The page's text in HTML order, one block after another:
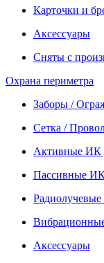
Карточки и
Аксессуары
Сняты с
Охрана периметра
Заборы /
Сетка /
Активные ИК
Пассивные
Радиолучевые
Аксессуары